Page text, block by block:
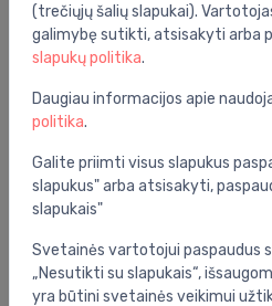
Grupė:
Vieta:
Įtampa:
Specifikacija
Produkto kodas:
Barkodas:
Prekės ženklas:
(trečiųjų šalių slapukai).
galimybę sutikti, atsisakyti arba
slapukų politika.
Daugiau informacijos apie
politika.
Galite priimti visus slapukus
slapukus" arba atsisakyti,
slapukais"
Svetainės vartotojui paspaudus
„Nesutikti su slapukais“,
yra būtini svetainės veikimui